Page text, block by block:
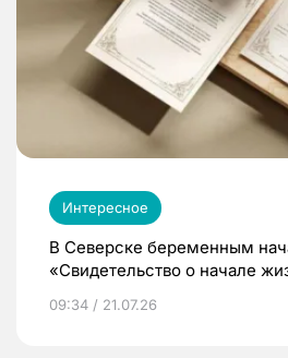
Интересное
В Северске беременным
«Свидетельство о начале
09:34 / 21.07.26